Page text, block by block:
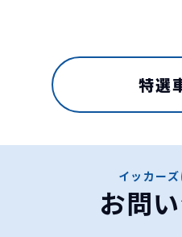
特選
イッカー
お問